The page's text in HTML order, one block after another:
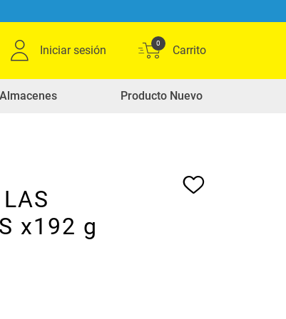
Iniciar sesión
0
Almacenes Producto Nuevo
x192 g